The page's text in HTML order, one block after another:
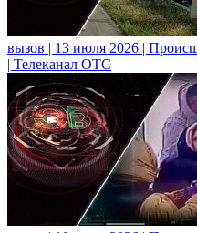
вызов | 13 июля 2026 |
| Телеканал ОТС